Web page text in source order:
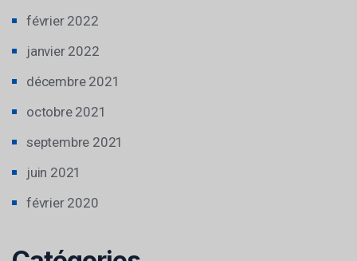
février 2022
janvier 2022
décembre 2021
octobre 2021
septembre 2021
juin 2021
février 2020